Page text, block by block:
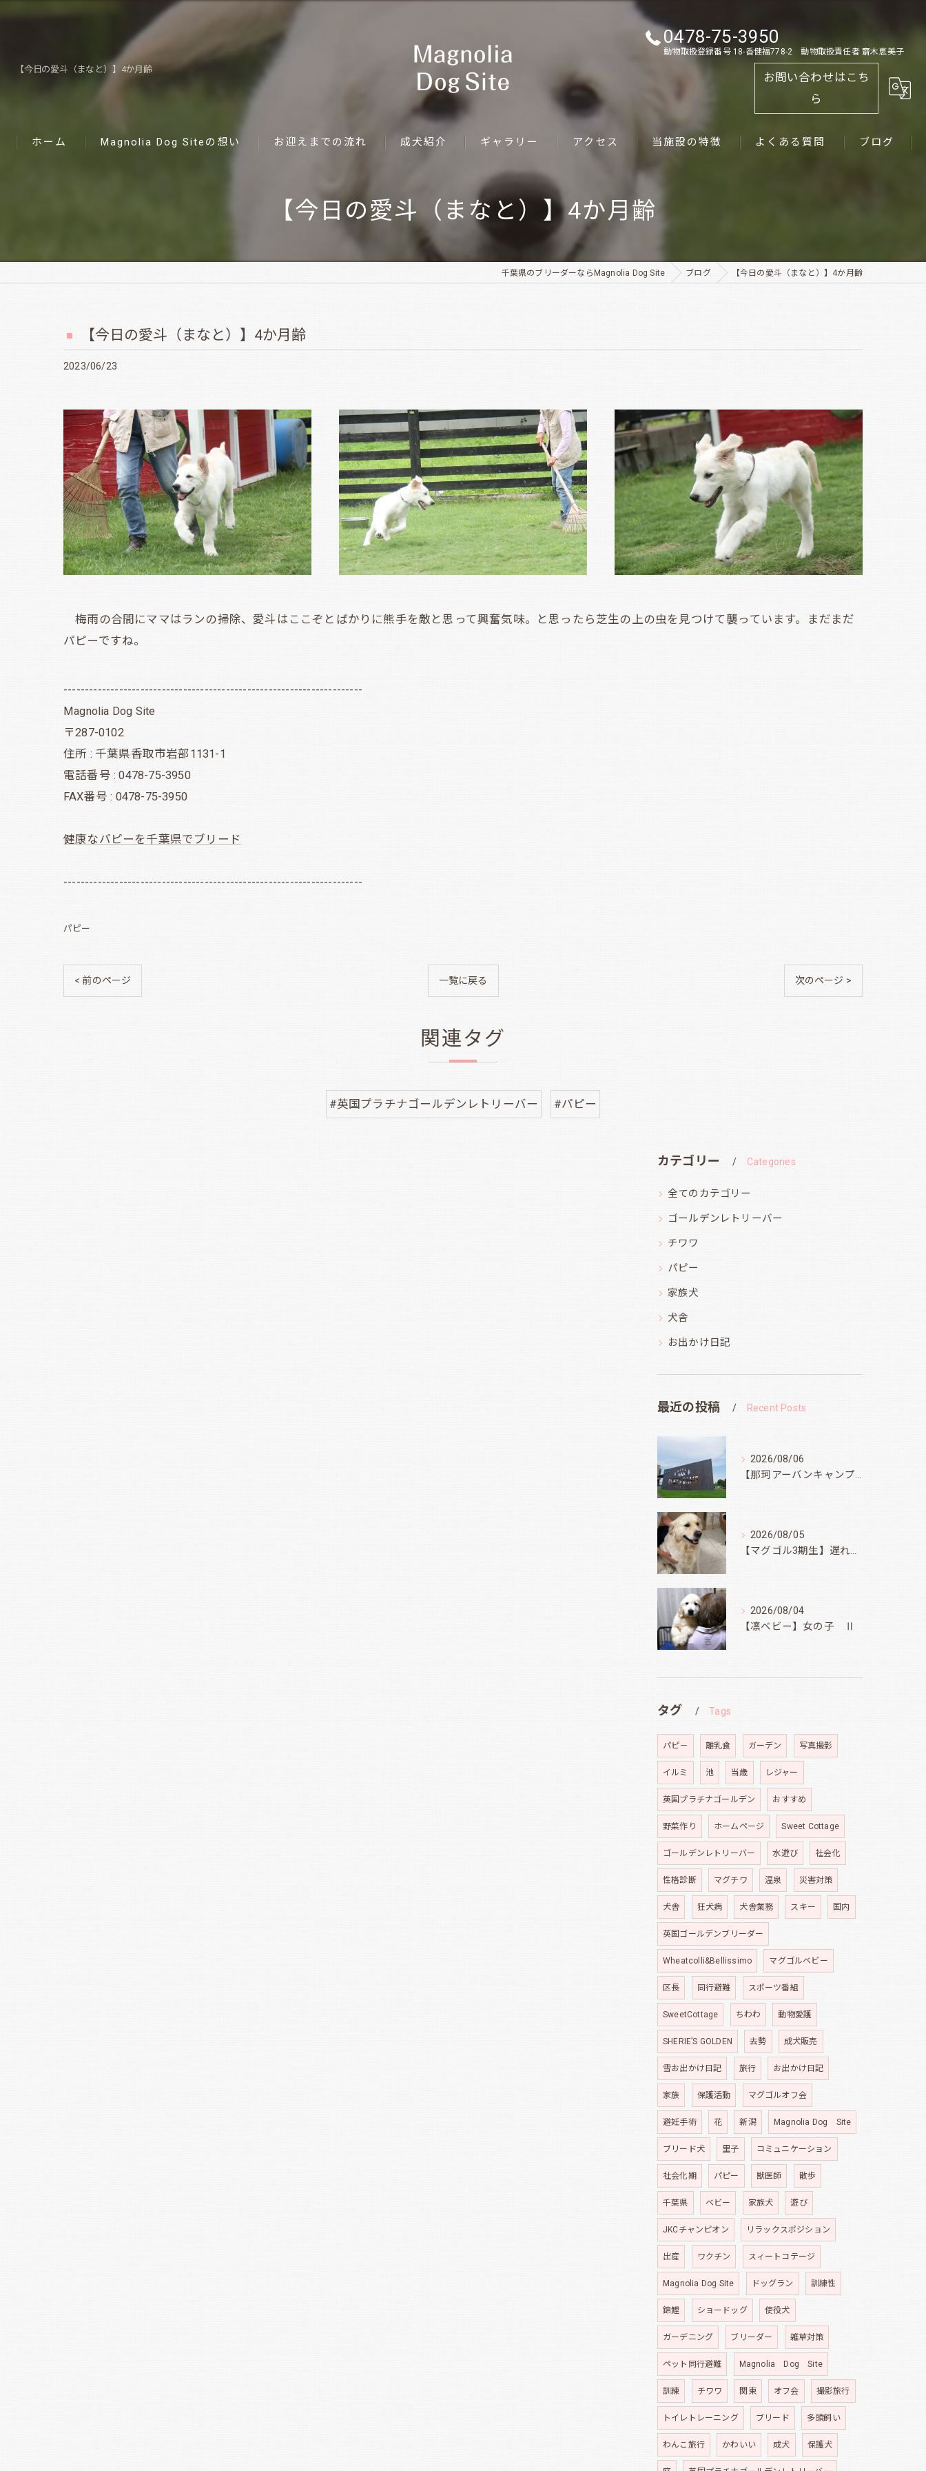
【今日の愛斗（まなと）】4か月齢
0478-75-3950
動物取扱登録番号 18-香健福778-2 動物取扱責任者 齋木恵美子
お問い合わせはこち
ら
ホーム Magnolia Dog Siteの想い お迎えまでの流れ 成犬紹介 ギャラリー アクセス 当施設の特徴
パピー
犬舎
よくある質問 ブログ
【今日の愛斗（まなと）】4か月齢
千葉県のブリーダーならMagnolia Dog Site ブログ 【今日の愛斗（まなと）】4か月齢
【今日の愛斗（まなと）】4か月齢
2023/06/23
梅雨の合間にママはランの掃除、愛斗はここぞとばかりに熊手を敵と思って興奮気味。と思ったら芝生の上の虫を見つけて襲っています。まだまだ
パピーですね。
----------------------------------------------------------------------
Magnolia Dog Site
〒287-0102
住所 : 千葉県香取市岩部1131-1
電話番号 : 0478-75-3950
FAX番号 : 0478-75-3950
健康なパピーを千葉県でブリード
----------------------------------------------------------------------
パピー
< 前のページ 一覧に戻る 次のページ >
関連タグ
#英国プラチナゴールデンレトリーバー #パピー
カテゴリー Categories
全てのカテゴリー
ゴールデンレトリーバー
チワワ
パピー
家族犬
犬舎
お出かけ日記
最近の投稿 Recent Posts
2026/08/06
【那珂アーバンキャンプフィールド】
2026/08/05
【マグゴル3期生】遅ればせながら
2026/08/04
【凛ベビー】女の子 Ⅱ
タグ Tags
パピ－ 離乳食 ガーデン 写真撮影
イルミ 池 当歳 レジャー
英国プラチナゴールデン おすすめ
野菜作り ホームページ Sweet Cottage
ゴールデンレトリーバー 水遊び 社会化
性格診断 マグチワ 温泉 災害対策
犬舎 狂犬病 犬舎業務 スキー 国内
英国ゴールデンブリーダー
Wheatcolli&Bellissimo マグゴルベビー
区長 同行避難 スポーツ番組
SweetCottage ちわわ 動物愛護
SHERIE’S GOLDEN 去勢 成犬販売
雪お出かけ日記 旅行 お出かけ日記
家族 保護活動 マグゴルオフ会
避妊手術 花 新潟 Magnolia Dog Site
ブリード犬 里子 コミュニケーション
社会化期 パピー 獣医師 散歩
千葉県 ベビー 家族犬 遊び
JKCチャンピオン リラックスポジション
出産 ワクチン スィートコテージ
Magnolia Dog Site ドッグラン 訓練性
錦鯉 ショードッグ 使役犬
ガーデニング ブリーダー 雑草対策
ペット同行避難 Magnolia Dog Site
訓練 チワワ 関東 オフ会 撮影旅行
トイレトレーニング ブリード 多頭飼い
わんこ旅行 かわいい 成犬 保護犬